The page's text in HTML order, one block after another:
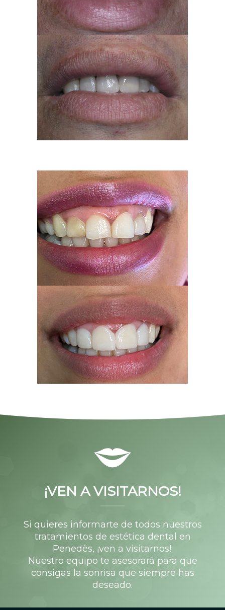
¡VEN A VISITARNOS!
Si quieres informarte de todos nuestros
tratamientos de estética dental en
Penedès, ¡ven a visitarnos!.
Nuestro equipo te asesorará para que
consigas la sonrisa que siempre has
deseado.